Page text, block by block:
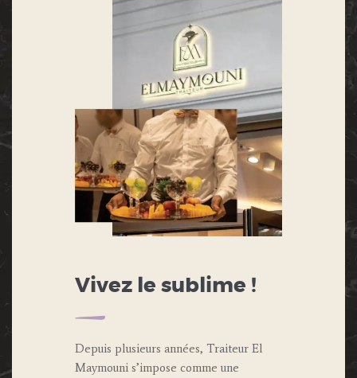
Vivez le sublime !
Depuis plusieurs années, Traiteur El
Maymouni s’impose comme une